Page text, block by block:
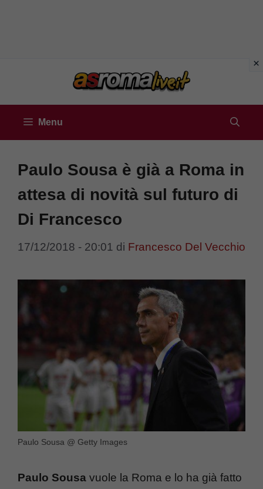
Menu
Paulo Sousa è già a Roma in
attesa di novità sul futuro di
Di Francesco
17/12/2018 - 20:01 di Francesco Del Vecchio
Paulo Sousa @ Getty Images
Paulo Sousa vuole la Roma e lo ha già fatto